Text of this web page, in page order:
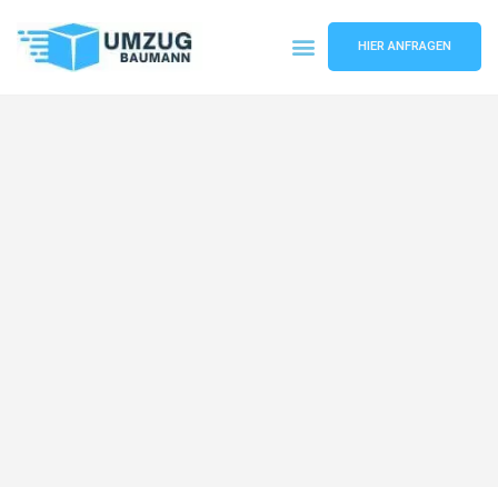
HIER ANFRAGEN